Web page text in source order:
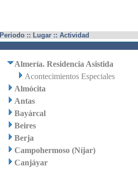
Periodo :: Lugar :: Actividad
Almería. Residencia Asistida
Acontecimientos Especiales
Almócita
Antas
Bayárcal
Beires
Berja
Campohermoso (Níjar)
Canjáyar